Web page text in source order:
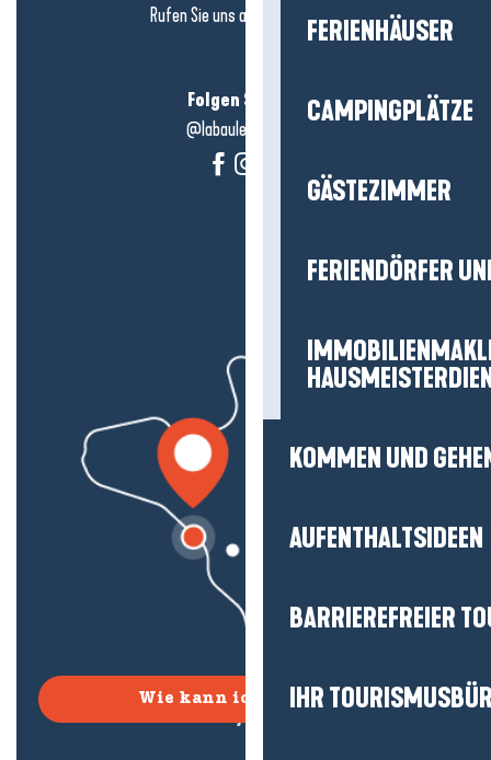
FERIENHÄUSER
CAMPINGPLÄTZE
GÄSTEZIMMER
FERIENDÖRFER
KOMMEN UND
AUFENTHALTSIDEEN
BARRIEREFREIER
IHR
Rufen Sie uns an in
hier klicken
Folgen Sie uns!
@labauleguérande
Wie kann ich kommen?